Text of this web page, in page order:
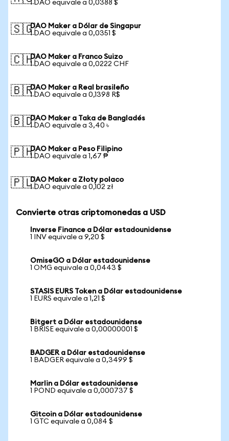
1 DAO equivale a 0,0388 $
🇸🇬DAO Maker a Dólar de Singapur
1 DAO equivale a 0,0351 $
🇨🇭DAO Maker a Franco Suizo
1 DAO equivale a 0,0222 CHF
🇧🇷DAO Maker a Real brasileño
1 DAO equivale a 0,1398 R$
🇧🇩DAO Maker a Taka de Bangladés
1 DAO equivale a 3,40 ৳
🇵🇭DAO Maker a Peso Filipino
1 DAO equivale a 1,67 ₱
🇵🇱DAO Maker a Złoty polaco
1 DAO equivale a 0,102 zł
Convierte otras criptomonedas a USD
Inverse Finance a Dólar estadounidense
1 INV equivale a 9,20 $
OmiseGO a Dólar estadounidense
1 OMG equivale a 0,0443 $
STASIS EURS Token a Dólar estadounidense
1 EURS equivale a 1,21 $
Bitgert a Dólar estadounidense
1 BRISE equivale a 0,00000001 $
BADGER a Dólar estadounidense
1 BADGER equivale a 0,3499 $
Marlin a Dólar estadounidense
1 POND equivale a 0,000737 $
Gitcoin a Dólar estadounidense
1 GTC equivale a 0,084 $